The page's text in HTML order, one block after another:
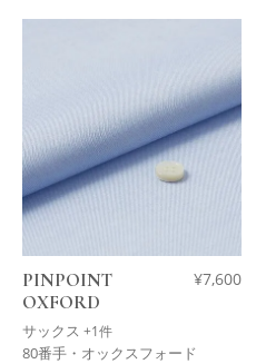
PINPOINT
OXFORD
サックス +1件
¥7,600
80番手・オックスフォード